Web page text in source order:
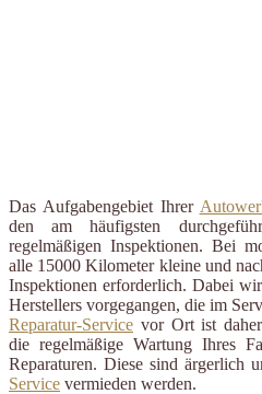
Das Aufgabengebiet Ihrer
den am häufigsten
regelmäßigen Inspektionen. Bei
alle 15000 Kilometer kleine und
Inspektionen erforderlich. Dabei
Herstellers vorgegangen, die im
Reparatur-Service vor Ort ist
die regelmäßige Wartung Ihres
Reparaturen. Diese sind ärgerlich
Service vermieden werden.